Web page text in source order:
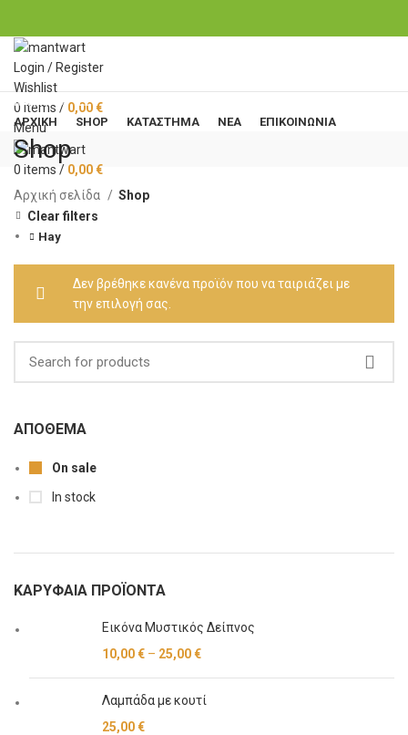
Login / Register
Wishlist
0 items / 0,00€
Menu
0 items / 0,00€
ΚΑΤΗΓΟΡΙΕΣ
ΑΡΧΙΚΉ SHOP ΚΑΤΆΣΤΗΜΑ ΝΈΑ ΕΠΙΚΟΙΝΩΝΊΑ
Shop
ΑΠΌΘΕΜΑ
On sale
In stock
ΚΑΡΥΦΑΊΑ ΠΡΟΪΌΝΤΑ
Εικόνα Μυστικός Δείπνος
10,00€ – 25,00€
Λαμπάδα με κουτί
25,00€
Αρχική σελίδα
Shop
Clear filters
Hay
Δεν βρέθηκε κανένα προϊόν που να ταιριάζει με
την επιλογή σας.